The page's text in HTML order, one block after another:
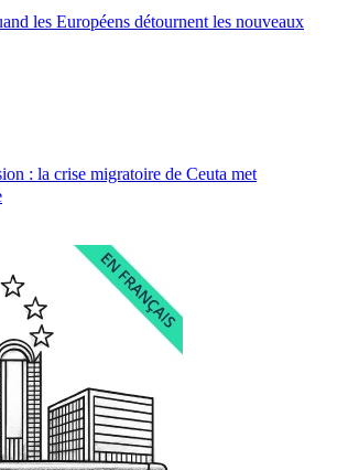
les Européens détournent les nouveaux
: la crise migratoire de Ceuta met